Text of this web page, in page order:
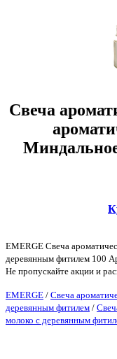
Свеча
EMERGE Свеча
деревянным фитилем 100
Не пропускайте акции и
EMERGE / Свеча
деревянным фитилем /
молоко с деревянным